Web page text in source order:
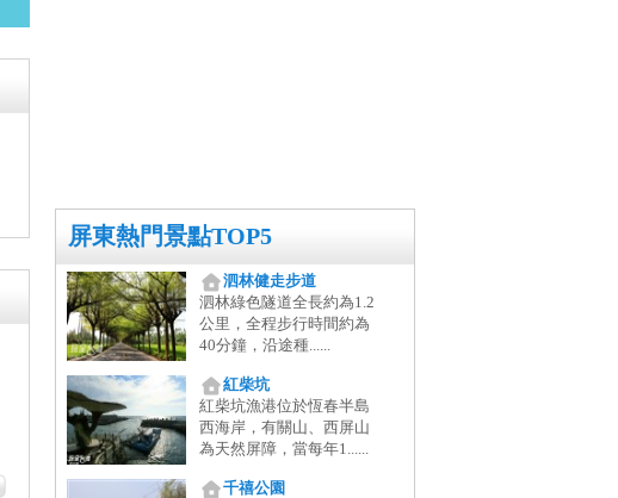
屏東熱門景點TOP5
泗林健走步道
泗林綠色隧道全長約為1.2
公里，全程步行時間約為
40分鐘，沿途種......
紅柴坑
紅柴坑漁港位於恆春半島
西海岸，有關山、西屏山
為天然屏障，當每年1......
千禧公園